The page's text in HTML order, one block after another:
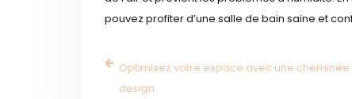
pouvez profiter d’une salle de bain saine et
Optimisez votre espace avec une
design